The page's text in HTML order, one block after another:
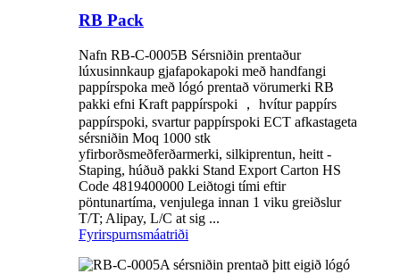
RB Pack
Nafn RB-C-0005B Sérsniðin prentaður
lúxusinnkaup gjafapokapoki með handfangi
pappírspoka með lógó prentað vörumerki RB
pakki efni Kraft pappírspoki ， hvítur pappírs
pappírspoki, svartur pappírspoki ECT afkastageta
sérsniðin Moq 1000 stk
yfirborðsmeðferðarmerki, silkiprentun, heitt -
Staping, húðuð pakki Stand Export Carton HS
Code 4819400000 Leiðtogi tími eftir
pöntunartíma, venjulega innan 1 viku greiðslur
T/T; Alipay, L/C at sig ...
Fyrirspurnsmáatriði